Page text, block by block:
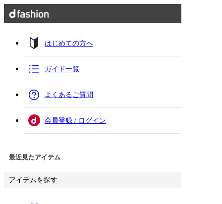
はじめての方へ
ガイド一覧
よくあるご質問
会員登録 / ログイン
最近見たアイテム
アイテムを探す